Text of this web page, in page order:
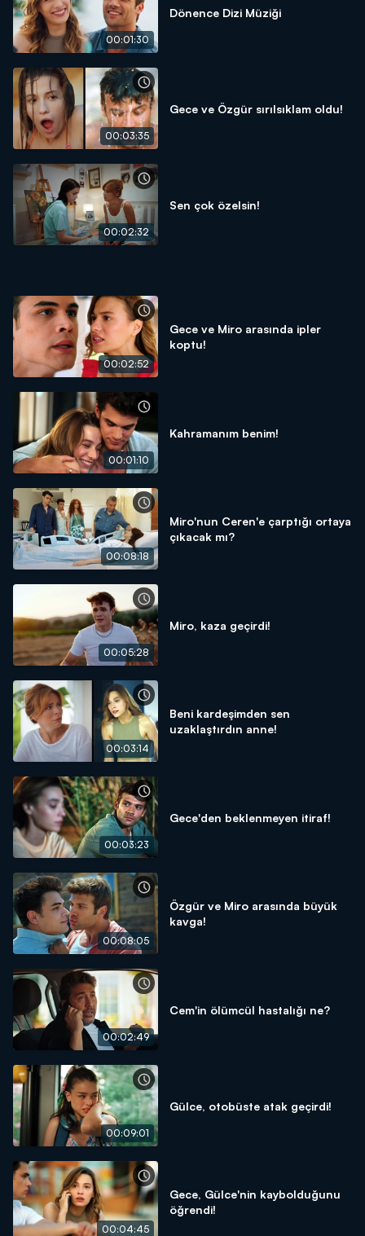
00:01:30
Dönence Dizi Müziği
00:03:35
Gece ve Özgür sırılsıklam oldu!
00:02:32
Sen çok özelsin!
00:02:52
Gece ve Miro arasında ipler
koptu!
00:01:10
Kahramanım benim!
00:08:18
Miro'nun Ceren'e çarptığı ortaya
çıkacak mı?
00:05:28
Miro, kaza geçirdi!
00:03:14
Beni kardeşimden sen
uzaklaştırdın anne!
00:03:23
Gece'den beklenmeyen itiraf!
00:08:05
Özgür ve Miro arasında büyük
kavga!
00:02:49
Cem'in ölümcül hastalığı ne?
00:09:01
Gülce, otobüste atak geçirdi!
00:04:45
Gece, Gülce'nin kaybolduğunu
öğrendi!